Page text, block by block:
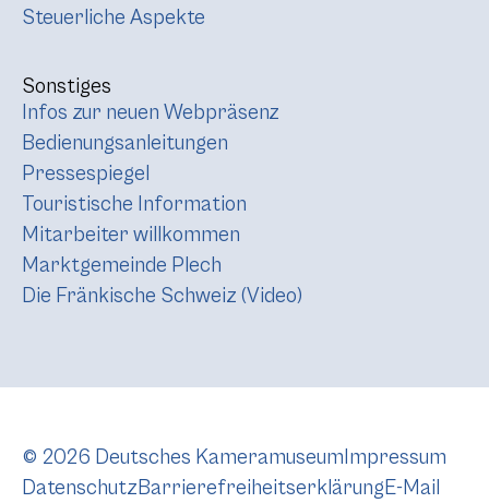
Steuerliche Aspekte
Sonstiges
Infos zur neuen Webpräsenz
Bedienungsanleitungen
Pressespiegel
Touristische Information
Mitarbeiter willkommen
Marktgemeinde Plech
Die Fränkische Schweiz (Video)
© 2026 Deutsches Kameramuseum Impressum
DatenschutzBarrierefreiheitserklärungE-Mail